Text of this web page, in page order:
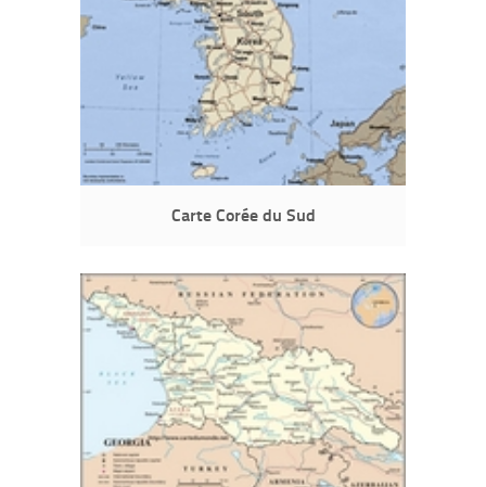
Carte Corée du Sud